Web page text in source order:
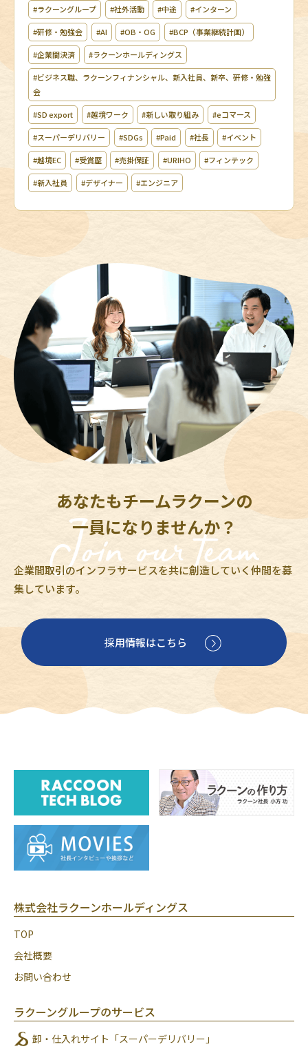
#ラクーングループ #社外活動 #中途 #インターン
#研修・勉強会 #AI #OB・OG #BCP（事業継続計画）
#企業間決済 #ラクーンホールディングス
#ビジネス職、ラクーンフィナンシャル、新入社員、新卒、研修・勉強
会
#SD export #越境ワーク #新しい取り組み #eコマース
#スーパーデリバリー #SDGs #Paid #社長 #イベント
#越境EC #受賞歴 #売掛保証 #URIHO #フィンテック
#新入社員 #デザイナー #エンジニア
あなたもチームラクーンの
一員になりませんか？
企業間取引のインフラサービスを共に創造していく仲間を募
集しています。
採用情報はこちら
株式会社ラクーンホールディングス
TOP
会社概要
お問い合わせ
ラクーングループのサービス
卸・仕入れサイト「スーパーデリバリー」